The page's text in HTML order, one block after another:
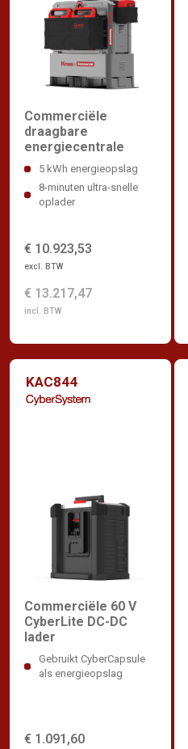
Commerciële
draagbare
energiecentrale
5 kWh energieopslag
8-minuten ultra-snelle
oplader
€ 10.923,53
excl. BTW
€ 13.217,47
incl. BTW
KAC844
Commerciële 60 V
CyberLite DC-DC
lader
Gebruikt CyberCapsule
als energieopslag
€ 1.091,60